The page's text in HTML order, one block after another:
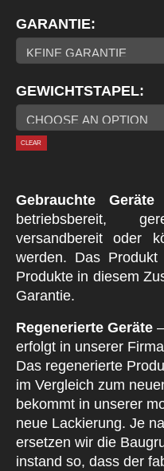
GARANTIE
GEWICHTSTAPEL
CLEAR
Gebrauchte Geräte
betriebsbereit,
versandbereit oder
werden. Das
Produkte in diesem
Garantie.
Regenerierte Geräte
erfolgt in unserer
Das regenerierte
im Vergleich zum
bekommt in unserer
neue Lackierung. Je
ersetzen wir die
instand so, dass der